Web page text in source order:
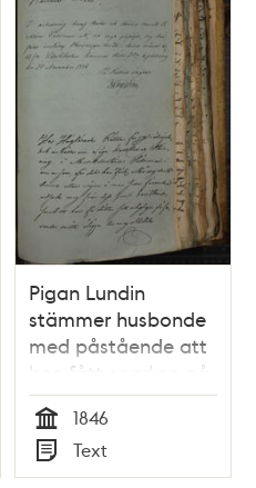
Pigan Lundin
stämmer husbonde
med påstående att
hon fått sparken på
felaktiga grunder
Tid
1846
Typ
Text